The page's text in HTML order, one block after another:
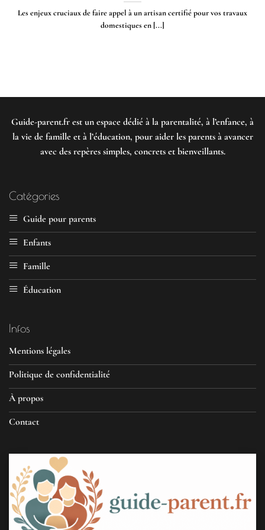
Les enjeux cruciaux de faire appel à un artisan certifié pour vos travaux
domestiques en [...]
Guide-parent.fr est un espace dédié à la parentalité, à l’enfance, à
la vie de famille et à l’éducation, pour aider les parents à avancer
avec des repères simples, concrets et bienveillants.
Catégories
Guide pour parents
Enfants
Famille
Éducation
Infos
Mentions légales
Politique de confidentialité
À propos
Contact